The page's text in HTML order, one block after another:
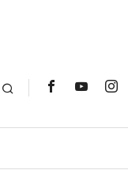
Поиск